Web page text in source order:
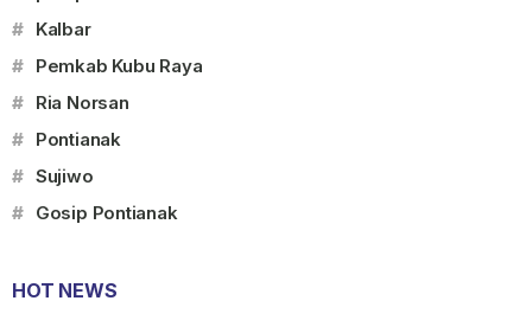
# Kalbar
# Pemkab Kubu Raya
# Ria Norsan
# Pontianak
# Sujiwo
# Gosip Pontianak
HOT NEWS